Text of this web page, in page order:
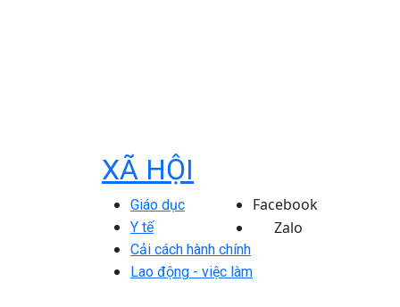
XÃ HỘI
Giáo dục
Y tế
Cải cách hành chính
Lao động - việc làm
Facebook
Zalo